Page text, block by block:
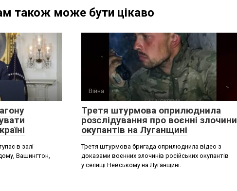
також може бути цікаво
в залі
Вашингтон,
Війна
Третя штурмова оприлюднила
розслідування про воєнні злочини
окупантів на Луганщині
Третя штурмова бригада оприлюднила відео з
доказами воєнних злочинів російських окупантів
у селищі Невському на Луганщині.